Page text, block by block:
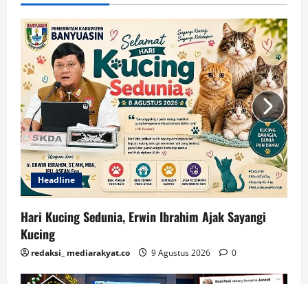
Headline
Hari Kucing Sedunia, Erwin Ibrahim Ajak Sayangi
Kucing
redaksi_ mediarakyat.co 9 Agustus 2026 0